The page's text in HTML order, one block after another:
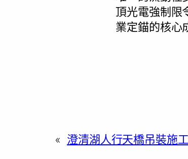
頂光電強制限
業定錨的核心
« 澄清湖人行天橋吊裝施